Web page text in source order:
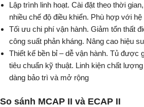
Lập trình linh hoạt. Cài đặt theo thời
nhiều chế độ điều khiển. Phù hợp với
Tối ưu chi phí vận hành. Giảm tổn thất
công suất phản kháng. Nâng cao hiệu
Thiết kế bền bỉ – dễ vận hành. Tủ được
tiêu chuẩn kỹ thuật. Linh kiện chất
dàng bảo trì và mở rộng
So sánh MCAP II và ECAP II